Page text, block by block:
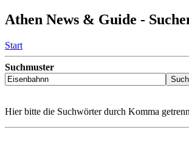
Athen News & Guide -
Start
Suchmuster
Hier bitte die Suchwörter durch Komma